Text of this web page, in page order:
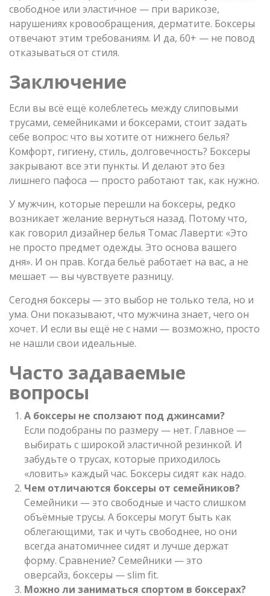
свободное или эластичное — при варикозе,
нарушениях кровообращения, дерматите. Боксеры
отвечают этим требованиям. И да, 60+ — не повод
отказываться от стиля.
Заключение
Если вы всё ещё колеблетесь между слиповыми
трусами, семейниками и боксерами, стоит задать
себе вопрос: что вы хотите от нижнего белья?
Комфорт, гигиену, стиль, долговечность? Боксеры
закрывают все эти пункты. И делают это без
лишнего пафоса — просто работают так, как нужно.
У мужчин, которые перешли на боксеры, редко
возникает желание вернуться назад. Потому что,
как говорил дизайнер белья Томас Лаверти: «Это
не просто предмет одежды. Это основа вашего
дня». И он прав. Когда бельё работает на вас, а не
мешает — вы чувствуете разницу.
Сегодня боксеры — это выбор не только тела, но и
ума. Они показывают, что мужчина знает, чего он
хочет. И если вы ещё не с нами — возможно, просто
не нашли свои идеальные.
Часто задаваемые
вопросы
А боксеры не сползают под джинсами?
Если подобраны по размеру — нет. Главное —
выбирать с широкой эластичной резинкой. И
забудьте о трусах, которые приходилось
«ловить» каждый час. Боксеры сидят как надо.
Чем отличаются боксеры от семейников?
Семейники — это свободные и часто слишком
объёмные трусы. А боксеры могут быть как
облегающими, так и чуть свободнее, но они
всегда анатомичнее сидят и лучше держат
форму. Сравнение? Семейники — это
оверсайз, боксеры — slim fit.
Можно ли заниматься спортом в боксерах?